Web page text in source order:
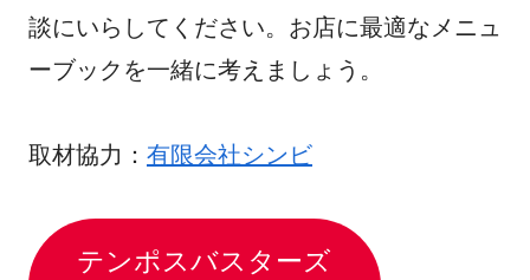
談にいらしてください。お店に最適なメニュ
ーブックを一緒に考えましょう。
取材協力： 有限会社シンビ
テンポスバスターズ